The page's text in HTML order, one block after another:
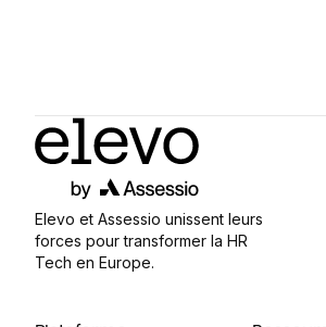
Elevo et Assessio unissent leurs
forces pour transformer la HR
Tech en Europe.